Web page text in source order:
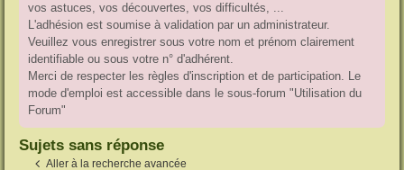
vos astuces, vos découvertes, vos difficultés, ...
L'adhésion est soumise à validation par un administrateur.
Veuillez vous enregistrer sous votre nom et prénom clairement
identifiable ou sous votre n° d'adhérent.
Merci de respecter les règles d'inscription et de participation. Le
mode d'emploi est accessible dans le sous-forum "Utilisation du
Forum"
Sujets sans réponse
Aller à la recherche avancée